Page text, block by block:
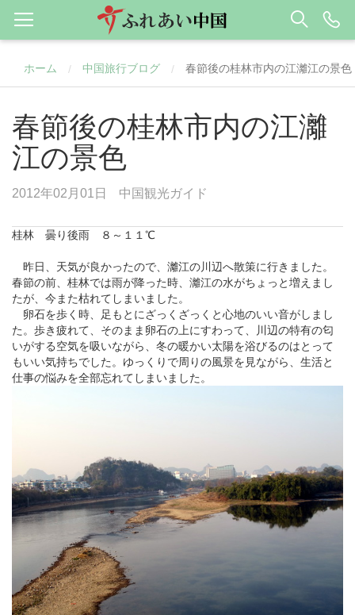
ホーム / 中国旅行ブログ / 春節後の桂林市内の江灕江の景色
春節後の桂林市内の江灕
江の景色
2012年02月01日 中国観光ガイド
桂林 曇り後雨 ８～１１℃
昨日、天気が良かったので、 灕江の川辺へ散策に行きました。
春節の前、 桂林では雨が降った時、 灕江の水がちょっと増えまし
たが、今また枯れてしまいました。
卵石を歩く時、足もとにざっくざっくと心地のいい音がしまし
た。歩き疲れて、そのまま卵石の上にすわって、川辺の特有の匂
いがする空気を吸いながら、冬の暖かい太陽を浴びるのはとって
もいい気持ちでした。ゆっくりで周りの風景を見ながら、生活と
仕事の悩みを全部忘れてしまいました。